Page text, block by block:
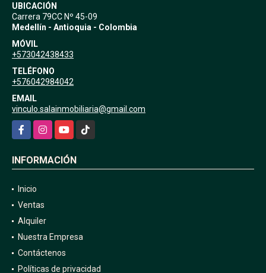
UBICACIÓN
Carrera 79CC Nº 45-09
Medellín - Antioquia - Colombia
MÓVIL
+573042438433
TELÉFONO
+576042984042
EMAIL
vinculo.salainmobiliaria@gmail.com
FacebookInstagramYouTubeTikTok
INFORMACIÓN
Inicio
Ventas
Alquiler
Nuestra Empresa
Contáctenos
Políticas de privacidad